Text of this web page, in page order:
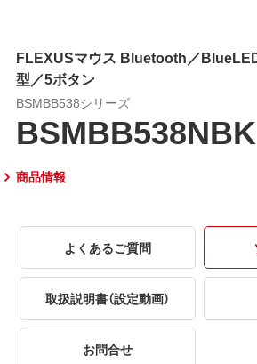
FLEXUSマウス Bluetooth／
型／5ボタン
BSMBB538シリーズ
BSMBB538NBK
商品情報
よくあるご質問
取扱説明書（設定動画）
お問合せ